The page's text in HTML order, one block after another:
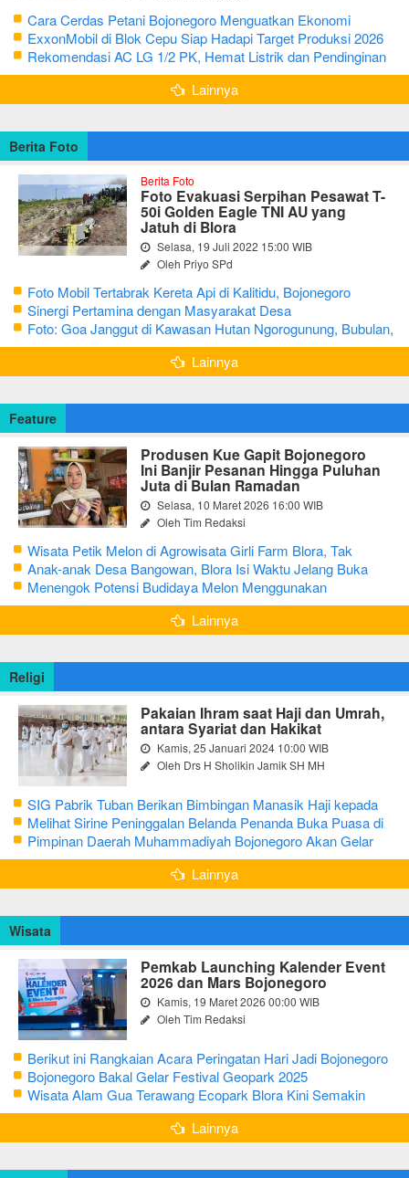
Cara Cerdas Petani Bojonegoro Menguatkan Ekonomi
Keluarga
ExxonMobil di Blok Cepu Siap Hadapi Target Produksi 2026
Rekomendasi AC LG 1/2 PK, Hemat Listrik dan Pendinginan
Maksimal
Lainnya
Berita Foto
Berita Foto
Foto Evakuasi Serpihan Pesawat T-
50i Golden Eagle TNI AU yang
Jatuh di Blora
Selasa, 19 Juli 2022 15:00 WIB
Oleh Priyo SPd
Foto Mobil Tertabrak Kereta Api di Kalitidu, Bojonegoro
Sinergi Pertamina dengan Masyarakat Desa
Foto: Goa Janggut di Kawasan Hutan Ngorogunung, Bubulan,
Bojonegoro
Lainnya
Feature
Produsen Kue Gapit Bojonegoro
Ini Banjir Pesanan Hingga Puluhan
Juta di Bulan Ramadan
Selasa, 10 Maret 2026 16:00 WIB
Oleh Tim Redaksi
Wisata Petik Melon di Agrowisata Girli Farm Blora, Tak
Sampai 5 Hari Sudah Ludes Terjual
Anak-anak Desa Bangowan, Blora Isi Waktu Jelang Buka
Puasa dengan Latihan Gamelan
Menengok Potensi Budidaya Melon Menggunakan
Greenhouse di Bojonegoro
Lainnya
Religi
Pakaian Ihram saat Haji dan Umrah,
antara Syariat dan Hakikat
Kamis, 25 Januari 2024 10:00 WIB
Oleh Drs H Sholikin Jamik SH MH
SIG Pabrik Tuban Berikan Bimbingan Manasik Haji kepada
CJH Kabupaten Tuban
Melihat Sirine Peninggalan Belanda Penanda Buka Puasa di
Pendopo Bupati Blora
Pimpinan Daerah Muhammadiyah Bojonegoro Akan Gelar
Salat Iduladha 9 Juli 2022
Lainnya
Wisata
Pemkab Launching Kalender Event
2026 dan Mars Bojonegoro
Kamis, 19 Maret 2026 00:00 WIB
Oleh Tim Redaksi
Berikut ini Rangkaian Acara Peringatan Hari Jadi Bojonegoro
Ke-348 Tahun 2025
Bojonegoro Bakal Gelar Festival Geopark 2025
Wisata Alam Gua Terawang Ecopark Blora Kini Semakin
Menarik
Lainnya